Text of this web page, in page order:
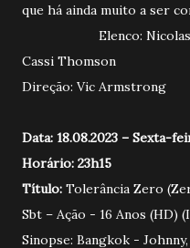
que há ainda
Elenco: Nicolas
Cassi Thomson
Direção: Vic Armstrong
Data: 18.08.2023 – Sexta-
Horário: 23h15
Título: Tolerância Zero
Sbt – Ação - 16 Anos (HD)
Sinopse: Bangkok -